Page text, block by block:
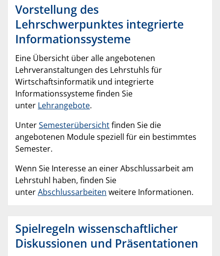
Vorstellung des
Lehrschwerpunktes integrierte
Informationssysteme
Eine Übersicht über alle angebotenen
Lehrveranstaltungen des Lehrstuhls für
Wirtschaftsinformatik und integrierte
Informationssysteme finden Sie
unter Lehrangebote.
UnterSemesterübersichtfinden Sie die
angebotenen Module speziell für ein bestimmtes
Semester.
Wenn Sie Interesse an einer Abschlussarbeit am
Lehrstuhl haben, finden Sie
unterAbschlussarbeiten weitere Informationen.
Spielregeln wissenschaftlicher
Diskussionen und Präsentationen